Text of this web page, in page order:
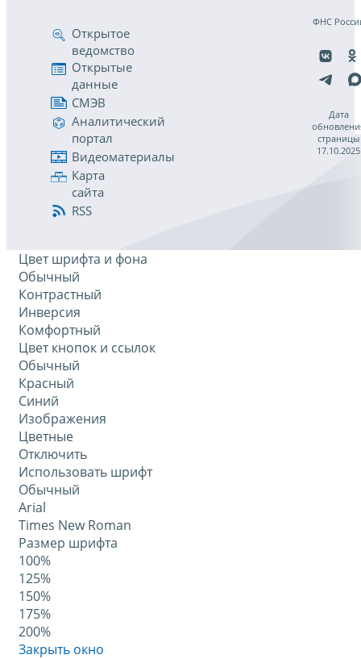
Открытое
ведомство
Открытые
данные
СМЭВ
Аналитический
портал
Видеоматериалы
Карта
сайта
RSS
ФНС
Дата
страницы
17.10.2025
Цвет шрифта и фона
Обычный
Контрастный
Инверсия
Комфортный
Цвет кнопок и ссылок
Обычный
Красный
Синий
Изображения
Цветные
Отключить
Использовать шрифт
Обычный
Arial
Times New Roman
Размер шрифта
100%
125%
150%
175%
200%
Закрыть окно